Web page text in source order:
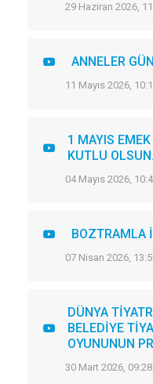
29 Haziran 2026,
ANNELER
11 Mayıs 2026,
1 MAYIS
KUTLU
04 Mayıs 2026,
BOZTRAMLA
07 Nisan 2026,
DÜNYA
BELEDİYE
OYUNUNUN
30 Mart 2026, 09:28